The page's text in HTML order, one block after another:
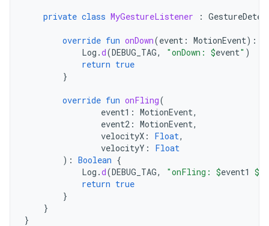
private class MyGestureListener :
override fun onDown(event : MotionEvent):
Log .d(DEBUG_TAG, "onDown: $event" )
return true
}
override fun onFling(
event1 : MotionEvent,
event2 : MotionEvent,
velocityX : Float,
velocityY :
Float
): Boolean {
Log .d(DEBUG_TAG, "onFling: $event1 $
return true
}
}
}